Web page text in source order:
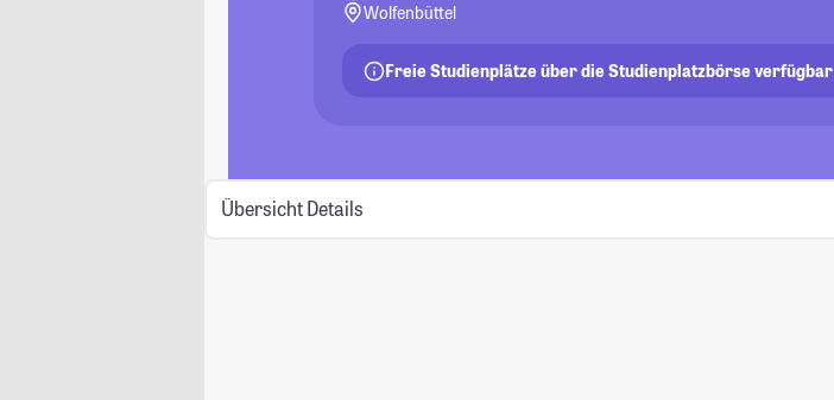
Wolfenbüttel
Freie Studienplätze über die Studienplatzbörse verfügbar
Übersicht Details